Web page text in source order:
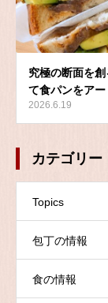
究極の断面を
て食パンをア
2026.6.19
カテゴリー
Topics
包丁の情報
食の情報